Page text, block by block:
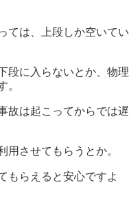
ては、上段しか空いてい
段に入らないとか、物理
。
故は起こってからでは遅
用させてもらうとか。
もらえると安心ですよ